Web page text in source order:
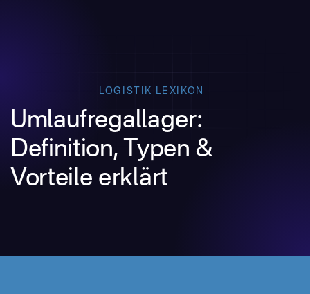
LOGISTIK LEXIKON
Umlaufregallager:
Definition, Typen &
Vorteile erklärt